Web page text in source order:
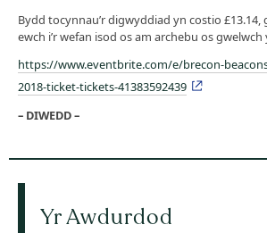
Bydd tocynnau’r digwyddiad yn costio £13.14,
ewch i’r wefan isod os am archebu os gwelwch
https://www.eventbrite.com/e/brecon-
2018-ticket-tickets-41383592439
– DIWEDD –
Yr Awdurdod